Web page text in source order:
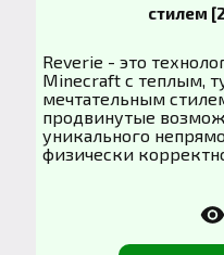
стилем
Reverie - это
Minecraft с теплым,
мечтательным
продвинутые
уникального
физически